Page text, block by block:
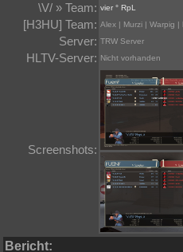
\V/ » Team: vier ° RpL
[H3HU] Team: Alex | Murzi | Warpig
Server: TRW Server
HLTV-Server: Nicht vorhanden
Screenshots:
Bericht: